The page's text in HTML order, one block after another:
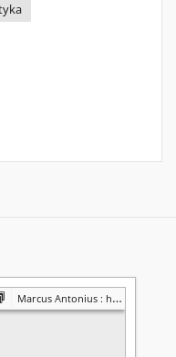
Marcus Antonius : history and tradition